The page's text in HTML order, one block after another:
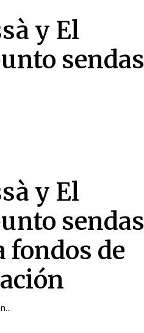
y El
sendas
y El
sendas
fondos de